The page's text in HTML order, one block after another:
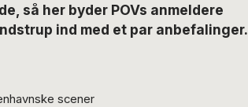
så her byder POVs anmeldere
ind med et par anbefalinger.
scener